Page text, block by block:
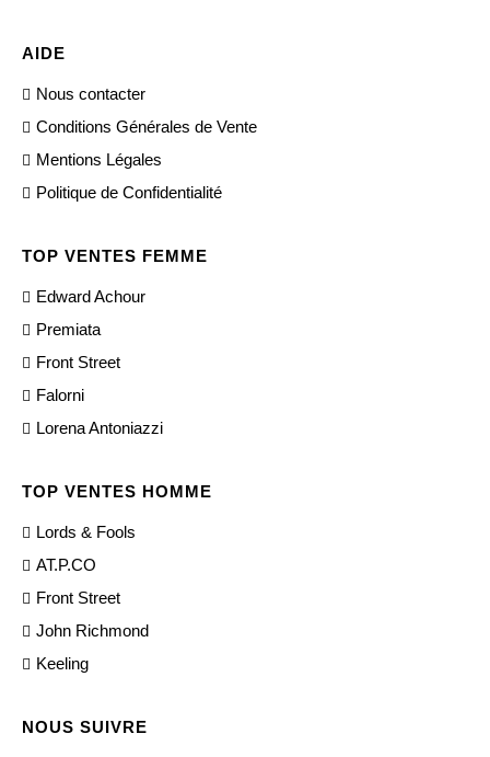
AIDE
Nous contacter
Conditions Générales de Vente
Mentions Légales
Politique de Confidentialité
TOP VENTES FEMME
Edward Achour
Premiata
Front Street
Falorni
Lorena Antoniazzi
TOP VENTES HOMME
Lords & Fools
AT.P.CO
Front Street
John Richmond
Keeling
NOUS SUIVRE